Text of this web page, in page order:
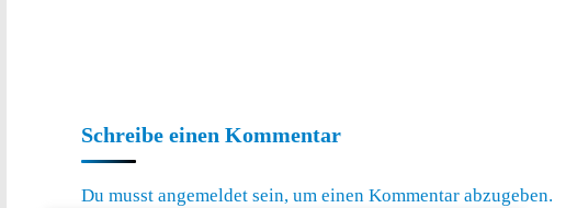
Schreibe einen Kommentar
Du musst angemeldet sein, um einen Kommentar abzugeben.